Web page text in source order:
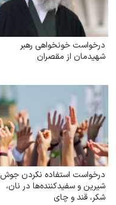
درخواست خونخواهی رهبر
شهیدمان از مقصران
درخواست استفاده نکردن جوش
شیرین و سفیدکننده‌ها در نان،
شکر، قند و چای